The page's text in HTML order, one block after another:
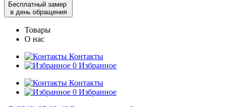
Бесплатный замер
в день обращения
Товары
О нас
Контакты
0 Избранное
Контакты
0 Избранное